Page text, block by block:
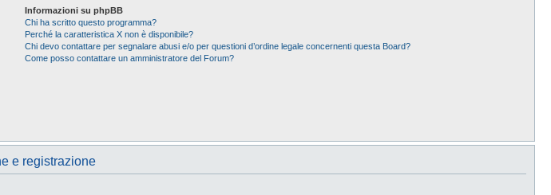
Informazioni su phpBB
Chi ha scritto questo programma?
Perché la caratteristica X non è disponibile?
Chi devo contattare per segnalare abusi e/o per questioni d’ordine legale concernenti questa Board?
Come posso contattare un amministratore del Forum?
e registrazione